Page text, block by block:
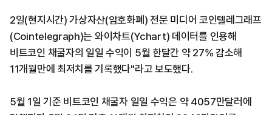
2일(현지시간) 가상자산(암호화폐) 전문 미디어 코인텔레그래프
(Cointelegraph)는 와이차트(Ychart) 데이터를 인용해
비트코인 채굴자의 일일 수익이 5월 한달간 약 27% 감소해
11개월만에 최저치를 기록했다"라고 보도했다.
5월 1일 기준 비트코인 채굴자 일일 수익은 약 4057만달러에